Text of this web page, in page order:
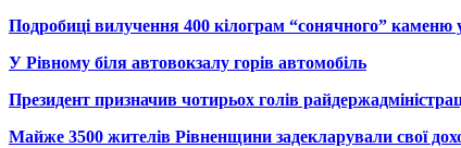
Подробиці вилучення 400 кілограм “сонячного” каменю
У Рівному біля автовокзалу горів автомобіль
Президент призначив чотирьох голів
Майже 3500 жителів Рівненщини задекларували свої